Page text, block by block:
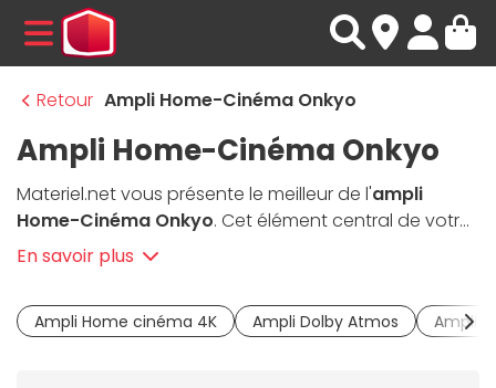
MENU
Retour Ampli Home-Cinéma Onkyo
Ampli Home-Cinéma Onkyo
Materiel.net vous présente le meilleur de l'ampli
Home-Cinéma Onkyo. Cet élément central de votre
installation sonore vous permet de relier les
enceintes, le subwoofer, le lecteur blu-ray et la TV de
votre salon. Plus puissants qu'une enceinte multiroom
et permettant de vivre une expérience immersive, les
En savoir plus
Ampli Home cinéma 4K Ampli Dolby Atmos Ampli